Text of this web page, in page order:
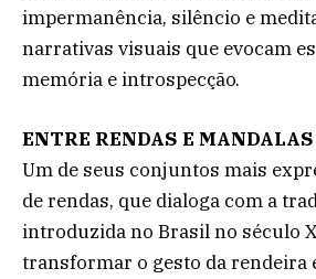
impermanência, silêncio e
narrativas visuais que evocam
memória e introspecção.
ENTRE RENDAS E MANDALAS
Um de seus conjuntos mais
de rendas, que dialoga com a
introduzida no Brasil no século
transformar o gesto da rendeira